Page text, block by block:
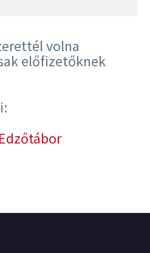
volna
előfizetőknek